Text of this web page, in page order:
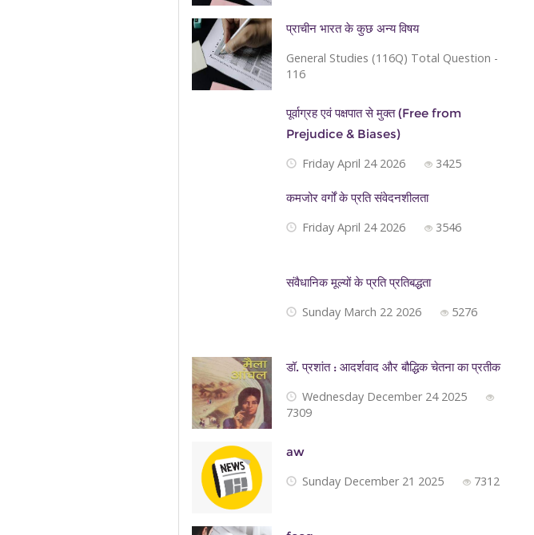
प्राचीन भारत के कुछ अन्य विषय
General Studies (116Q) Total Question -
116
पूर्वाग्रह एवं पक्षपात से मुक्त (Free from
Prejudice & Biases)
Friday April 24 2026
3425
कमजोर वर्गों के प्रति संवेदनशीलता
Friday April 24 2026
3546
संवैधानिक मूल्यों के प्रति प्रतिबद्धता
Sunday March 22 2026
5276
डॉ. प्रशांत : आदर्शवाद और बौद्धिक चेतना का प्रतीक
Wednesday December 24 2025
7309
aw
Sunday December 21 2025
7312